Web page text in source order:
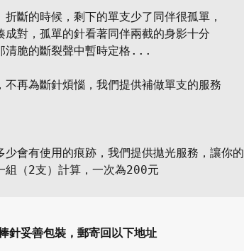
斷的時候，剩下的單支少了同伴很孤單，
成對，孤單的針看著同伴兩截的身影十分
清脆的斷裂聲中暫時定格...
不再為斷針煩惱，我們提供補做單支的服務
少會有使用的痕跡，我們提供拋光服務，讓你的
組（2支）計算，一次為200元
針妥善包裝，郵寄回以下地址